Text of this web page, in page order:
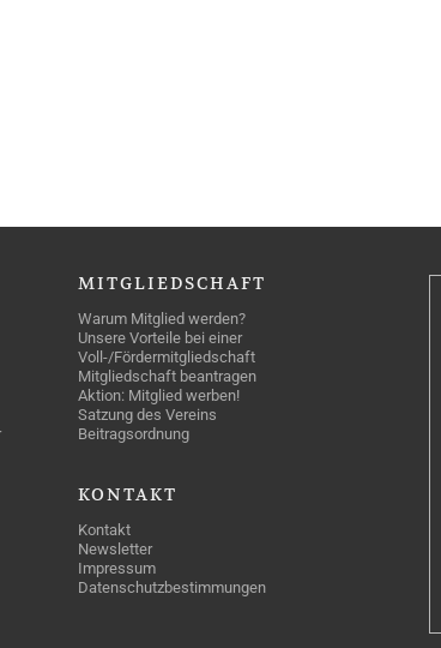
MITGLIEDSCHAFT
Warum Mitglied werden?
Unsere Vorteile bei einer
Voll-/Fördermitgliedschaft
Mitgliedschaft beantragen
Aktion: Mitglied werben!
Satzung des Vereins
Beitragsordnung
KONTAKT
Kontakt
Newsletter
Impressum
Datenschutzbestimmungen